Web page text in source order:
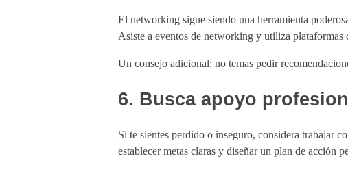
El networking sigue siendo una herramienta
Asiste a eventos de networking y utiliza
Un consejo adicional: no temas pedir
6. Busca apoyo
Si te sientes perdido o inseguro, considera trabajar
establecer metas claras y diseñar un plan de acción